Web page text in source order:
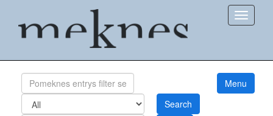
Show
Menu
Search